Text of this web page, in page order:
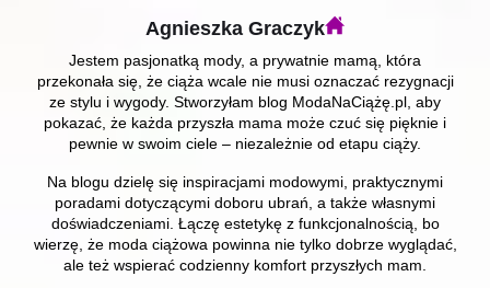
Agnieszka Graczyk
Jestem pasjonatką mody, a prywatnie mamą, która
przekonała się, że ciąża wcale nie musi oznaczać rezygnacji
ze stylu i wygody. Stworzyłam blog ModaNaCiążę.pl, aby
pokazać, że każda przyszła mama może czuć się pięknie i
pewnie w swoim ciele – niezależnie od etapu ciąży.
Na blogu dzielę się inspiracjami modowymi, praktycznymi
poradami dotyczącymi doboru ubrań, a także własnymi
doświadczeniami. Łączę estetykę z funkcjonalnością, bo
wierzę, że moda ciążowa powinna nie tylko dobrze wyglądać,
ale też wspierać codzienny komfort przyszłych mam.